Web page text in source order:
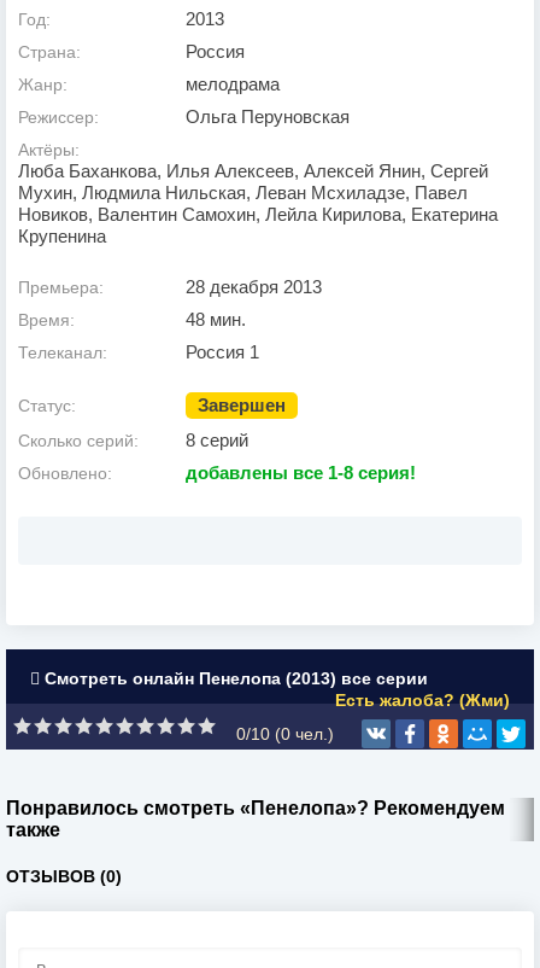
Год: 2013
Страна: Россия
Жанр: мелодрама
Режиссер: Ольга Перуновская
Актёры:
Люба Баханкова, Илья Алексеев, Алексей Янин, Сергей
Мухин, Людмила Нильская, Леван Мсхиладзе, Павел
Новиков, Валентин Самохин, Лейла Кирилова, Екатерина
Крупенина
Премьера: 28 декабря 2013
Время: 48 мин.
Телеканал: Россия 1
Статус: Завершен
Сколько серий: 8 серий
Обновлено: добавлены все 1-8 серия!
Смотреть онлайн Пенелопа (2013) все серии
Есть жалоба? (Жми)
0/10 (0 чел.)
Понравилось смотреть «Пенелопа»? Рекомендуем
также
ОТЗЫВОВ (0)